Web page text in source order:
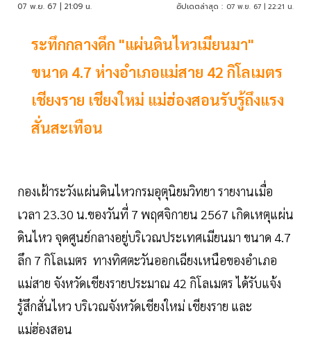
07 พ.ย. 67 | 21:09 น. อัปเดตล่าสุด : 07 พ.ย. 67 | 22:21 น.
ระทึกกลางดึก "แผ่นดินไหว​เมียนมา"
ขนาด 4.7 ห่างอำเภอ​แม่สาย 42 กิโลเมตร
เชียงราย เชียงใหม่ แม่ฮ่องสอน​รับรู้ถึงแรง
สั่นสะเทือน
กองเฝ้า​ระวัง​แผ่นดินไหว​กรมอุตุ​นิยม​วิทยา​ รายงานเมื่อ
เวลา 23.30 น.ของวันที่ 7 พฤศจิกายน​ 2567 เกิดเหตุแผ่น
ดินไหว​ จุดศูนย์กลาง​อยู่บริเวณ​ประเทศ​เมียนมา ขนาด 4.7
ลึก 7 กิโลเมตร​ ทางทิศตะวันออกเฉียงเหนือของอำเภอ
แม่สาย จังหวัด​เชียงราย​ประมาณ​ 42 กิโลเมตร​ ได้รับแจ้ง
รู้สึกสั่นไหว บริเวณ​จังหวัด​เชียงใหม่ เชียงราย และ
แม่ฮ่องสอน​